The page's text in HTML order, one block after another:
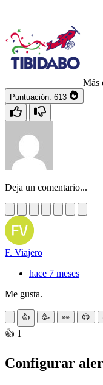
Más
Puntuación: 613
Deja un comentario...
F. Viajero
hace 7 meses
Me gusta.
👍 🥳 👀 😍
👍 1
Configurar